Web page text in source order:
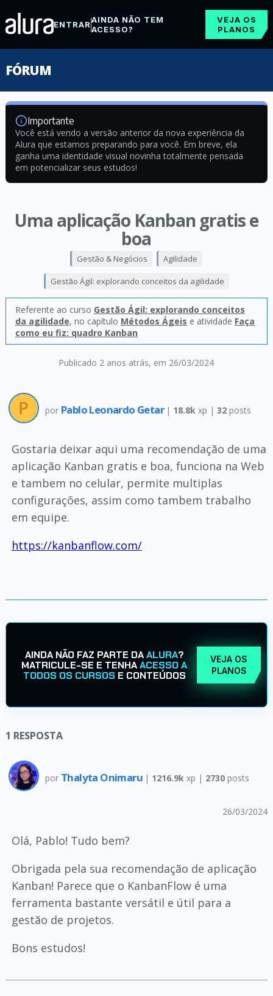
ENTRARAINDA NÃO TEM
ACESSO?
VEJA OS
PLANOS
FÓRUM
Importante
Você está vendo a versão anterior da nova experiência da
Alura que estamos preparando para você. Em breve, ela
ganha uma identidade visual novinha totalmente pensada
em potencializar seus estudos!
Uma aplicação Kanban gratis e
boa
Publicado 2 anos atrás, em 26/03/2024
Gestão & Negócios Agilidade
Gestão Ágil: explorando conceitos da agilidade
Referente ao curso Gestão Ágil: explorando conceitos
da agilidade, no capítulo Métodos Ágeis e atividade Faça
como eu fiz: quadro Kanban
por Pablo Leonardo Getar | 18.8k xp |32 posts
Gostaria deixar aqui uma recomendação de uma
aplicação Kanban gratis e boa, funciona na Web
e tambem no celular, permite multiplas
configurações, assim como tambem trabalho
em equipe.
https://kanbanflow.com/
AINDA NÃO FAZ PARTE DAALURA?
MATRICULE-SE E TENHAACESSO A
TODOS OS CURSOS E CONTEÚDOS
VEJA OS
PLANOS
1 RESPOSTA
por Thalyta Onimaru | 1216.9k xp | 2730 posts
26/03/2024
Olá, Pablo! Tudo bem?
Obrigada pela sua recomendação de aplicação
Kanban! Parece que o KanbanFlow é uma
ferramenta bastante versátil e útil para a
gestão de projetos.
Bons estudos!